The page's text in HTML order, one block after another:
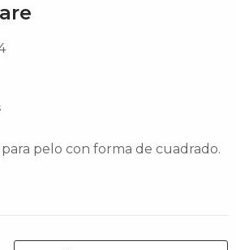
pelo con forma de cuadrado.